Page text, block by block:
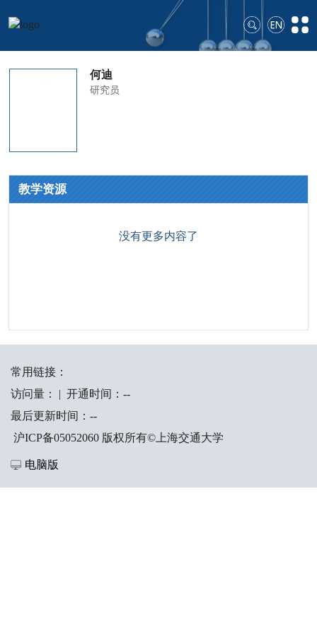
何迪
研究员
教学资源
没有更多内容了
常用链接：
访问量：
| 开通时间： --
最后更新时间： --
沪ICP备05052060 版权所有©上海交通大学
电脑版